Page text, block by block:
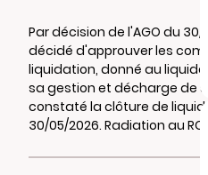
Par décision de l'AGO du 30/
décidé d'approuver les
liquidation, donné au
sa gestion et décharge de
constaté la clôture de
30/05/2026. Radiation au RCS